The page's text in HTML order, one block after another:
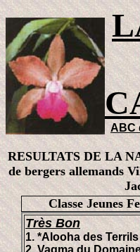
ABC
RESULTATS DE LA
de bergers allemands
Classe Jeunes
Très Bon
1. *Alooha des
2. Vagma du